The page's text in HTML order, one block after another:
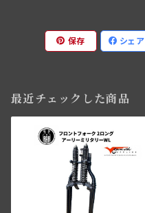
保存 シェア
最近チェックした商品